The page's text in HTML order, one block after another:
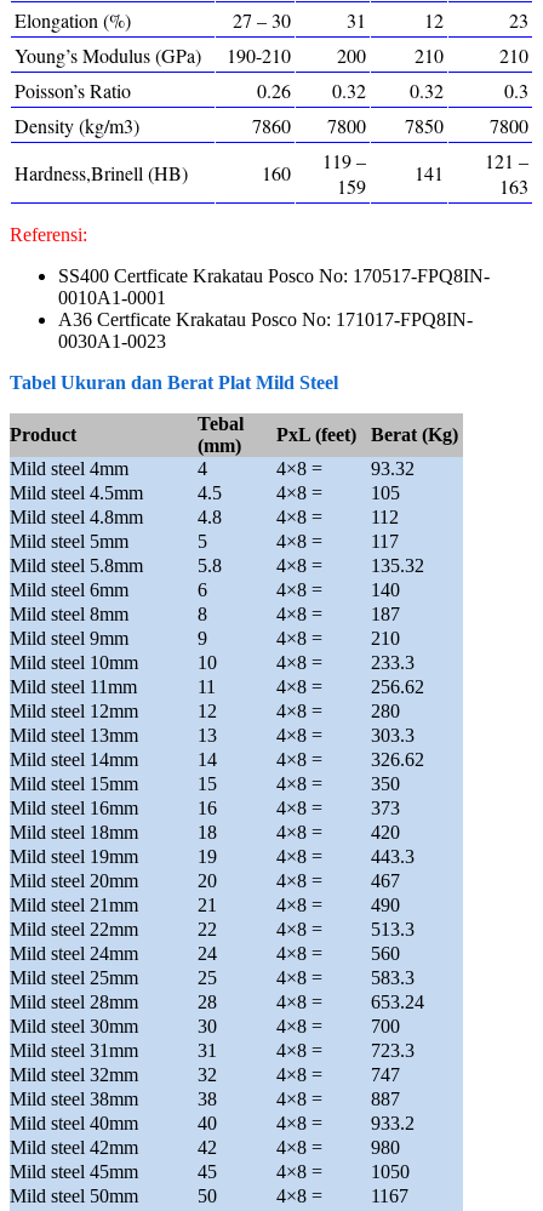
Elongation (%)
27 – 30 31 12
23
Young’s Modulus (GPa)
190-210 200 210
210
Poisson’s Ratio
0.26 0.32 0.32
0.3
Density (kg/m3)
7860 7800 7850
7800
Hardness,Brinell (HB)
160
119 –
159
141
121 –
163
Referensi:
SS400 Certficate Krakatau Posco No: 170517-FPQ8IN-
0010A1-0001
A36 Certficate Krakatau Posco No: 171017-FPQ8IN-
0030A1-0023
Tabel Ukuran dan Berat Plat Mild Steel
Product
Tebal
(mm)
PxL (feet)
Berat (Kg)
Mild steel 4mm
4 4×8 =
93.32
Mild steel 4.5mm
4.5 4×8 =
105
Mild steel 4.8mm
4.8 4×8 =
112
Mild steel 5mm
5 4×8 =
117
Mild steel 5.8mm
5.8 4×8 =
135.32
Mild steel 6mm
6 4×8 =
140
Mild steel 8mm
8 4×8 =
187
Mild steel 9mm
9 4×8 =
210
Mild steel 10mm
10 4×8 =
233.3
Mild steel 11mm
11 4×8 =
256.62
Mild steel 12mm
12 4×8 =
280
Mild steel 13mm
13 4×8 =
303.3
Mild steel 14mm
14 4×8 =
326.62
Mild steel 15mm
15 4×8 =
350
Mild steel 16mm
16 4×8 =
373
Mild steel 18mm
18 4×8 =
420
Mild steel 19mm
19 4×8 =
443.3
Mild steel 20mm
20 4×8 =
467
Mild steel 21mm
21 4×8 =
490
Mild steel 22mm
22 4×8 =
513.3
Mild steel 24mm
24 4×8 =
560
Mild steel 25mm
25 4×8 =
583.3
Mild steel 28mm
28 4×8 =
653.24
Mild steel 30mm
30 4×8 =
700
Mild steel 31mm
31 4×8 =
723.3
Mild steel 32mm
32 4×8 =
747
Mild steel 38mm
38 4×8 =
887
Mild steel 40mm
40 4×8 =
933.2
Mild steel 42mm
42 4×8 =
980
Mild steel 45mm
45 4×8 =
1050
Mild steel 50mm
50 4×8 =
1167